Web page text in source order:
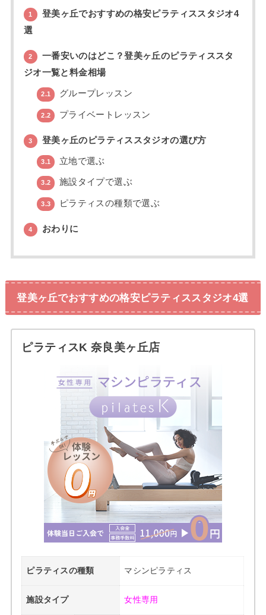
1
登美ヶ丘でおすすめの格安ピラティススタジオ4
選
2
一番安いのはどこ？登美ヶ丘のピラティススタ
ジオ一覧と料金相場
2.1 グループレッスン
2.2 プライベートレッスン
3 登美ヶ丘のピラティススタジオの選び方
3.1 立地で選ぶ
3.2 施設タイプで選ぶ
3.3 ピラティスの種類で選ぶ
4 おわりに
登美ヶ丘でおすすめの格安ピラティススタジオ4選
ピラティスK 奈良美ヶ丘店
ピラティスの種類 マシンピラティス
施設タイプ 女性専用